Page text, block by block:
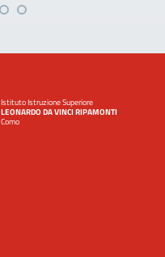
Istituto Istruzione Superiore
LEONARDO DA VINCI RIPAMONTI
Como